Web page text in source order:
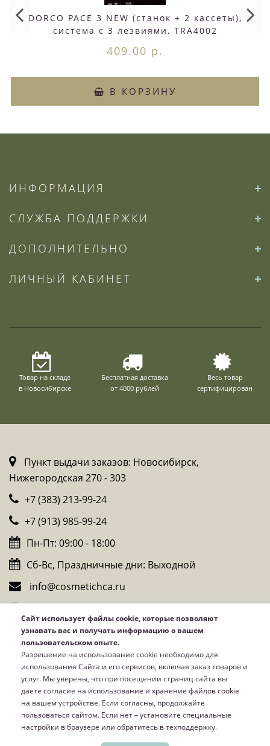
DORCO PACE 3 NEW (станок + 2 кассеты),
система с 3 лезвиями, TRA4002
409.00 р.
В КОРЗИНУ
Сайт использует файлы cookie, которые позволяют
узнавать вас и получать информацию о вашем
пользовательском опыте.
Разрешение на использование cookie необходимо для
использования Сайта и его сервисов, включая заказ товаров и
услуг. Мы уверены, что при посещении страниц сайта вы
даете согласие на использование и хранение файлов cookie
на вашем устройстве. Если согласны, продолжайте
пользоваться сайтом. Если нет – установите специальные
настройки в браузере или обратитесь в техподдержку.
ИНФОРМАЦИЯ
СЛУЖБА ПОДДЕРЖКИ
ДОПОЛНИТЕЛЬНО
ЛИЧНЫЙ КАБИНЕТ
Товар на складе
в Новосибирске
Бесплатная доставка
от 4000 рублей
Весь товар
сертифицирован
Пункт выдачи заказов: Новосибирск,
Нижегородская 270 - 303
+7 (383) 213-99-24
+7 (913) 985-99-24
Пн-Пт: 09:00 - 18:00
Сб-Вс, Праздничные дни: Выходной
info@cosmetichca.ru
Telegram
Viber